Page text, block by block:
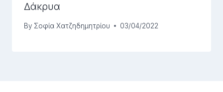
Δάκρυα
By Σοφία Χατζηδημητρίου 03/04/2022